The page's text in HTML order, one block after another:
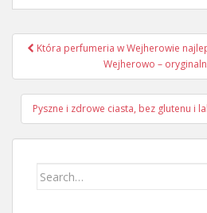
Nawigacja
Która perfumeria w Wejherowie
Wejherowo –
Pyszne i zdrowe ciasta, bez glutenu i
Search